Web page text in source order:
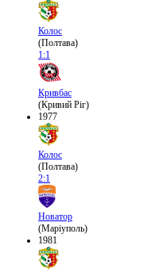
Колос
(Полтава)
1:1
Кривбас
(Кривий Ріг)
1977
Колос
(Полтава)
2:1
Новатор
(Маріуполь)
1981